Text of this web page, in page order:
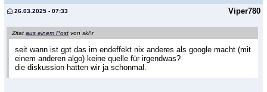
Viper780
26.03.2025 - 07:33
Zitat aus einem Post von sk/\r
seit wann ist gpt das im endeffekt nix anderes als google macht (mit
einem anderen algo) keine quelle für irgendwas?
die diskussion hatten wir ja schonmal.